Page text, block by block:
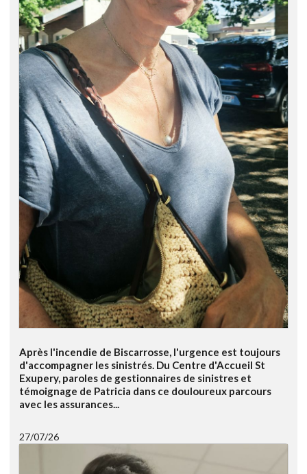
Après l'incendie de Biscarrosse, l'urgence est toujours
d'accompagner les sinistrés. Du Centre d'Accueil St
Exupery, paroles de gestionnaires de sinistres et
témoignage de Patricia dans ce douloureux parcours
avec les assurances...
27/07/26